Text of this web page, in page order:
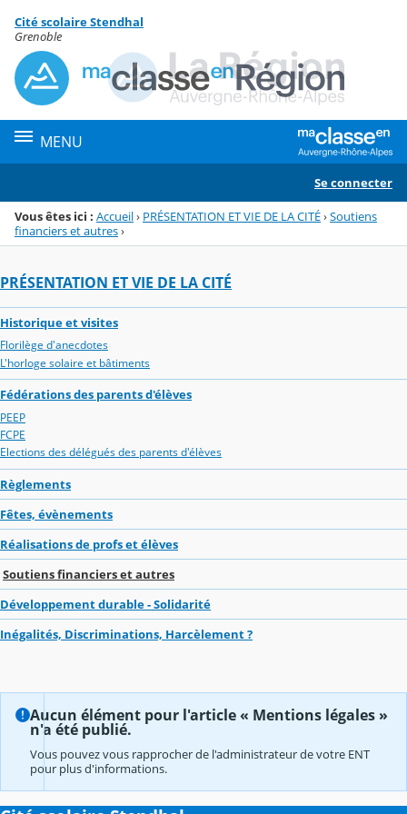
Menu de la rubrique
Contenu
Cité scolaire Stendhal
Grenoble
MENU
Se connecter
Vous êtes ici : Accueil› PRÉSENTATION ET VIE DE LA CITÉ›Soutiens
financiers et autres›
PRÉSENTATION ET VIE DE LA CITÉ
Historique et visites
Florilège d'anecdotes
L'horloge solaire et bâtiments
Fédérations des parents d'élèves
PEEP
FCPE
Elections des délégués des parents d'élèves
Règlements
Fêtes, évènements
Réalisations de profs et élèves
Soutiens financiers et autres
Développement durable - Solidarité
Inégalités, Discriminations, Harcèlement ?
Aucun élément pour l'article « Mentions légales »
n'a été publié.
Vous pouvez vous rapprocher de l'administrateur de votre ENT
pour plus d'informations.